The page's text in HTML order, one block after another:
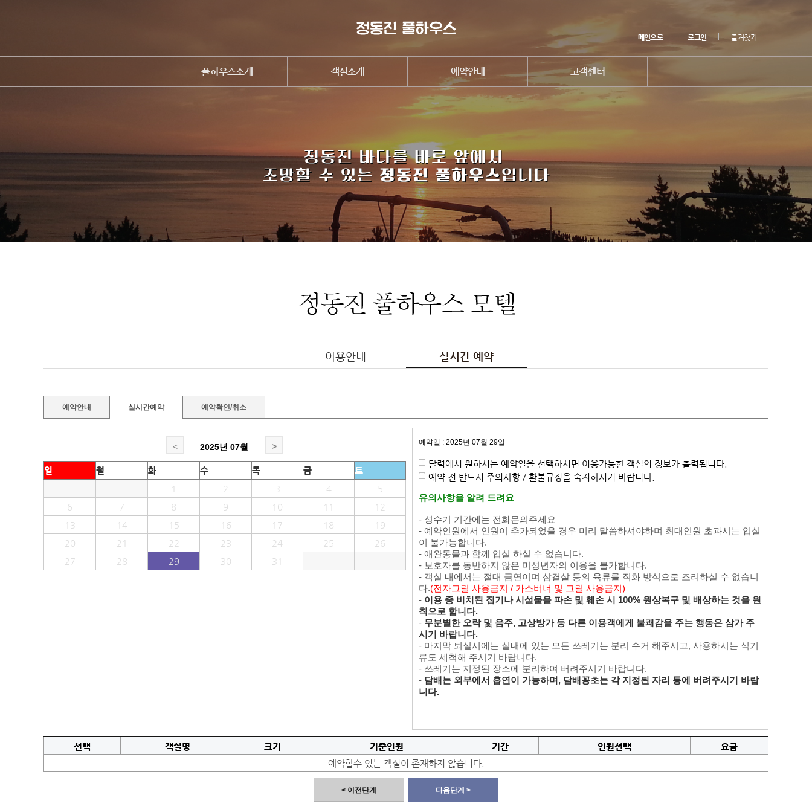
메인으로 로그인 즐겨찾기
풀하우스소개 객실소개 예약안내 고객센터
이용안내 실시간 예약
예약안내 실시간예약 예약확인/취소
< 2025년 07월 >
일 월 화 수 목 금
토
1
2 3 4
5
6
7 8 9 10 11
12
13
14 15 16 17 18
19
20
21 22 23 24 25
26
27
28 29 30 31
예약일 : 2025년 07월 29일
달력에서 원하시는 예약일을 선택하시면 이용가능한 객실의 정보가 출력됩니다.
예약 전 반드시 주의사항 / 환불규정을 숙지하시기 바랍니다.
유의사항을 알려 드려요
- 성수기 기간에는 전화문의주세요
- 예약인원에서 인원이 추가되었을 경우 미리 말씀하셔야하며 최대인원 초과시는 입실
이 불가능합니다.
- 애완동물과 함께 입실 하실 수 없습니다.
- 보호자를 동반하지 않은 미성년자의 이용을 불가합니다.
- 객실 내에서는 절대 금연이며 삼결살 등의 육류를 직화 방식으로 조리하실 수 없습니
다.(전자그릴 사용금지 / 가스버너 및 그릴 사용금지)
- 이용 중 비치된 집기나 시설물을 파손 및 훼손 시 100% 원상복구 및 배상하는 것을 원
칙으로 합니다.
- 무분별한 오락 및 음주, 고상방가 등 다른 이용객에게 불쾌감을 주는 행동은 삼가 주
시기 바랍니다.
- 마지막 퇴실시에는 실내에 있는 모든 쓰레기는 분리 수거 해주시고, 사용하시는 식기
류도 세척해 주시기 바랍니다.
- 쓰레기는 지정된 장소에 분리하여 버려주시기 바랍니다.
- 담배는 외부에서 흡연이 가능하며, 담배꽁초는 각 지정된 자리 통에 버려주시기 바랍
니다.
선택 객실명 크기 기준인원 기간 인원선택
요금
예약할수 있는 객실이 존재하지 않습니다.
< 이전단계 다음단계 >